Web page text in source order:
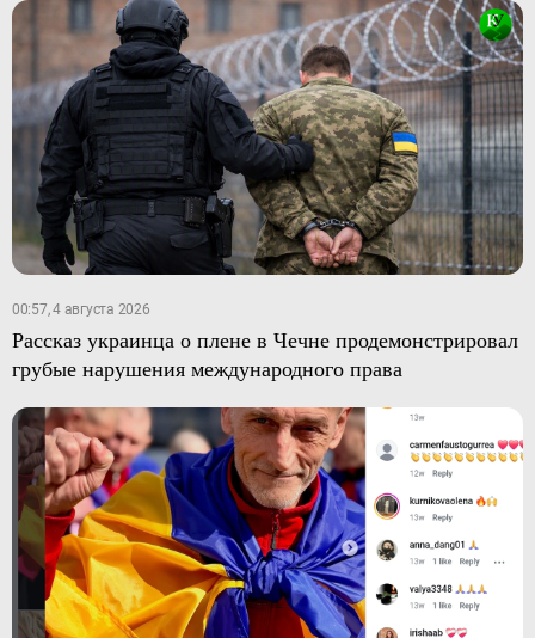
00:57, 4 августа 2026
Рассказ украинца о плене в Чечне продемонстрировал
грубые нарушения международного права